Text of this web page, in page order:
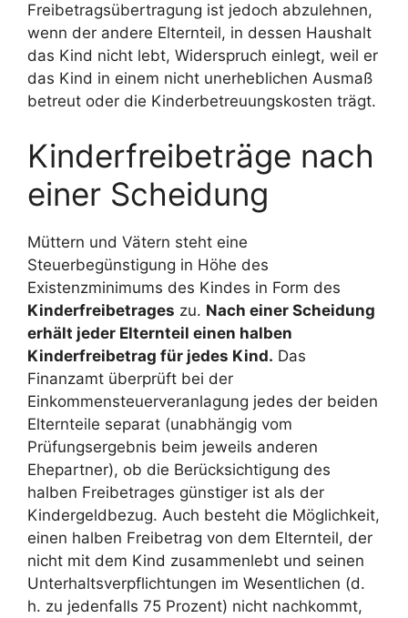
Freibetragsübertragung ist jedoch abzulehnen,
wenn der andere Elternteil, in dessen Haushalt
das Kind nicht lebt, Widerspruch einlegt, weil er
das Kind in einem nicht unerheblichen Ausmaß
betreut oder die Kinderbetreuungskosten trägt.
Kinderfreibeträge nach
einer Scheidung
Müttern und Vätern steht eine
Steuerbegünstigung in Höhe des
Existenzminimums des Kindes in Form des
Kinderfreibetrages zu. Nach einer Scheidung
erhält jeder Elternteil einen halben
Kinderfreibetrag für jedes Kind. Das
Finanzamt überprüft bei der
Einkommensteuerveranlagung jedes der beiden
Elternteile separat (unabhängig vom
Prüfungsergebnis beim jeweils anderen
Ehepartner), ob die Berücksichtigung des
halben Freibetrages günstiger ist als der
Kindergeldbezug. Auch besteht die Möglichkeit,
einen halben Freibetrag von dem Elternteil, der
nicht mit dem Kind zusammenlebt und seinen
Unterhaltsverpflichtungen im Wesentlichen (d.
h. zu jedenfalls 75 Prozent) nicht nachkommt,